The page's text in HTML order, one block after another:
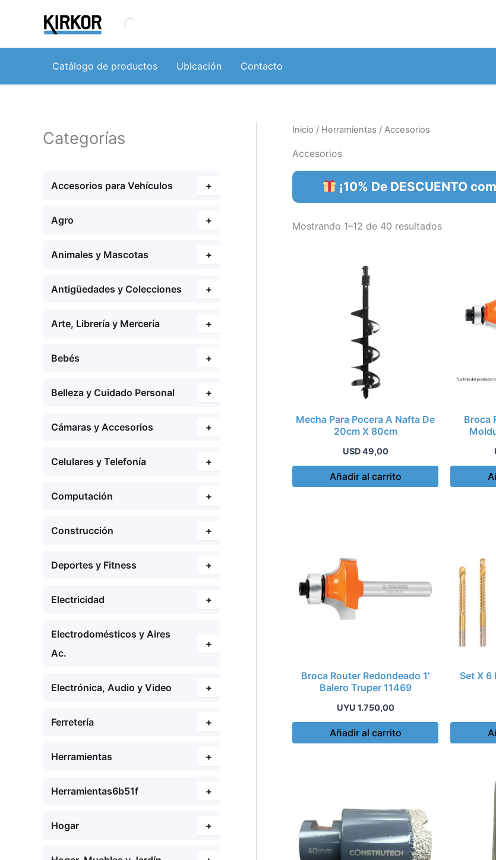
contenido
Catálogo de productos Ubicación Contacto
Categorías
Accesorios para Vehículos +
Agro +
Animales y Mascotas +
Antigüedades y Colecciones +
Arte, Librería y Mercería +
Bebés +
Belleza y Cuidado Personal +
Cámaras y Accesorios +
Celulares y Telefonía +
Computación +
Construcción +
Deportes y Fitness +
Electricidad +
Electrodomésticos y Aires
Ac.
+
Electrónica, Audio y Video +
Ferretería +
Herramientas +
Herramientas6b51f +
Hogar +
Inicio / Herramientas / Accesorios
Accesorios
¡10% De DESCUENTO
Mostrando 1–12 de 40 resultados
Mecha Para Pocera A Nafta De
20cm X 80cm
USD49,00
Añadir al carrito
Broca
Broca Router Redondeado 1′
Balero Truper 11469
UYU 1.750,00
Añadir al carrito
Set X 6